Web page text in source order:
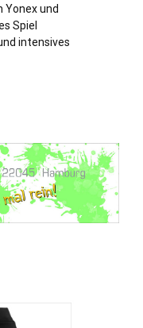
Yonex und
Spiel
intensives